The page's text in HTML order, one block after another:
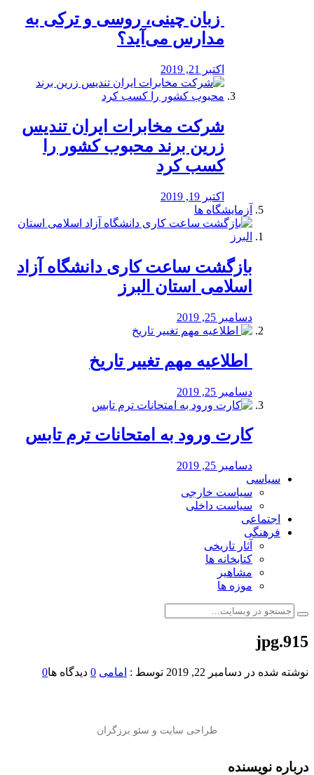
️ زبان چینی، روسی و ترکی به
مدارس می‌آید؟
اکتبر 21, 2019
شرکت مخابرات ایران تندیس
زرین برند محبوب کشور را
کسب کرد
اکتبر 19, 2019
آزمایشگاه ها
بازگشت ساعت کاری دانشگاه آزاد
اسلامی استان البرز
دسامبر 25, 2019
️ اطلاعیه مهم تغییر تاریخ
دسامبر 25, 2019
کارت ورود به امتحانات ترم تابس
دسامبر 25, 2019
سیاسی
سیاست خارجی
سیاست داخلی
اجتماعی
فرهنگی
آثار تاریخی
کتابخانه ها
مشاهیر
موزه ها
915.jpg
نوشته شده در دسامبر 22, 2019 توسط : امامی 0 دیدگاه ها0
درباره نویسنده